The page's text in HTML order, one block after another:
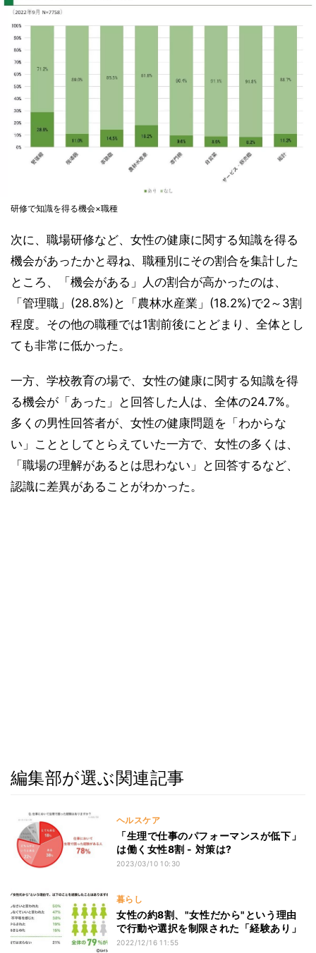
研修で知識を得る機会×職種
次に、職場研修など、女性の健康に関する知識を得る
機会があったかと尋ね、職種別にその割合を集計した
ところ、「機会がある」人の割合が高かったのは、
「管理職」(28.8%)と「農林水産業」(18.2%)で2～3割
程度。その他の職種では1割前後にとどまり、全体とし
ても非常に低かった。
一方、学校教育の場で、女性の健康に関する知識を得
る機会が「あった」と回答した人は、全体の24.7%。
多くの男性回答者が、女性の健康問題を「わからな
い」こととしてとらえていた一方で、女性の多くは、
「職場の理解があるとは思わない」と回答するなど、
認識に差異があることがわかった。
編集部が選ぶ関連記事
ヘルスケア
「生理で仕事のパフォーマンスが低下」
は働く女性8割 - 対策は?
2023/03/10 10:30
暮らし
女性の約8割、"女性だから"という理由
で行動や選択を制限された「経験あり」
2022/12/16 11:55